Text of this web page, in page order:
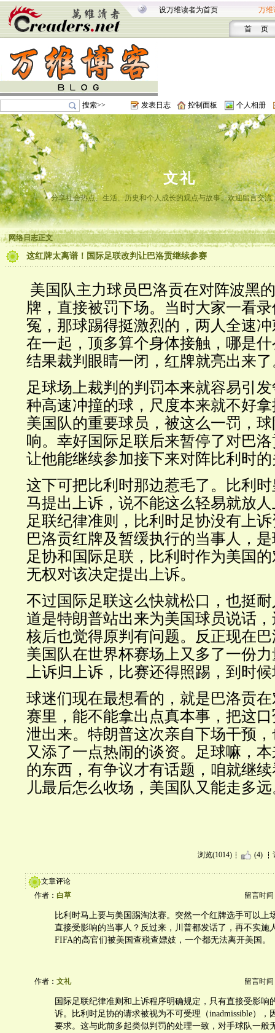
设万维读者为首页 万维
首 页
搜索>> 发表日志 控制面板 个人相册
文礼
分享社会热点、生活、历史和个人成长的观点与故事。欢迎留言交流
网络日志正文
这红牌太离谱！国际足联改判让巴洛贡继续参赛
美国队主力球员巴洛贡在对阵波黑
牌，直接被罚下场。当时大家一看
冤，那球踢得挺激烈的，两人全速
在一起，顶多算个身体接触，哪是
结果裁判眼睛一闭，红牌就亮出来
足球场上裁判的判罚本来就容易引
种高速冲撞的球，尺度本来就不好
美国队的重要球员，被这么一罚，
响。幸好国际足联后来暂停了对巴
让他能继续参加接下来对阵比利时
这下可把比利时那边惹毛了。比利
马提出上诉，说不能这么轻易就放
足联纪律准则，比利时足协没有上
巴洛贡红牌及暂缓执行的当事人，
足协和国际足联，比利时作为美国
无权对该决定提出上诉。
不过国际足联这么快就松口，也挺
道是特朗普站出来为美国球员说话
核后也觉得原判有问题。反正现在
美国队在世界杯赛场上又多了一份
上诉归上诉，比赛还得照踢，到时
球迷们现在最想看的，就是巴洛贡
赛里，能不能拿出点真本事，把这
泄出来。特朗普这次亲自下场干预
又添了一点热闹的谈资。足球嘛，
的东西，有争议才有话题，咱就继
儿最后怎么收场，美国队又能走多
浏览(1014) (4)
文章评论
作者： 白草 留言时间
比利时马上要与美国踢淘汰赛。突然一个红牌选手可以上
直接受影响的当事人？反过来，川普都发话了，再不实施
FIFA的高官们被美国查税查嫖妓，一个都无法离开美国。
作者： 文礼 留言时间
国际足联纪律准则和上诉程序明确规定，只有直接受影响
诉。比利时足协的请求被视为不可受理（inadmissible），
要求。这与此前多起类似判罚的处理一致，对手球队一般